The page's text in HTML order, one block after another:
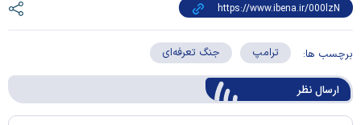
برچسب ها: ترامپ جنگ تعرفه‌ای
ارسال‌ نظر